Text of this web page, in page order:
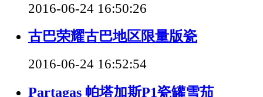
2016-06-24 16:50:26
古巴荣耀古巴地区限量版瓷
2016-06-24 16:52:54
Partagas 帕塔加斯P1瓷罐雪茄